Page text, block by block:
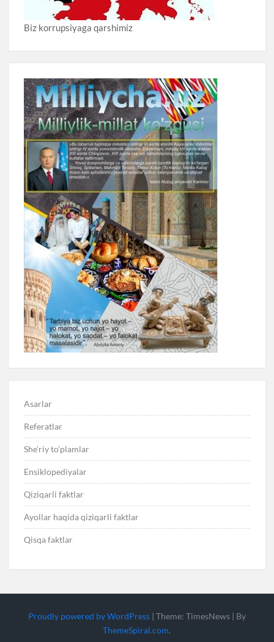
Biz korrupsiyaga qarshimiz
Asarlar
Referatlar
She’riy to’plamlar
Ensiklopediyalar
Qiziqarli faktlar
Ayollar haqida qiziqarli faktlar
Qisqa faktlar
Proudly powered by WordPress | Theme: TimesNews | By
ThemeSpiral.com.